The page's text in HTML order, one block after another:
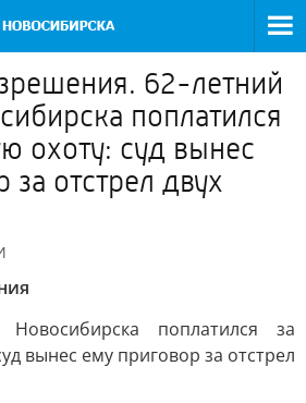
62-летний
поплатился
охоту: суд вынес
за отстрел двух
Новосибирска поплатился за
вынес ему приговор за отстрел